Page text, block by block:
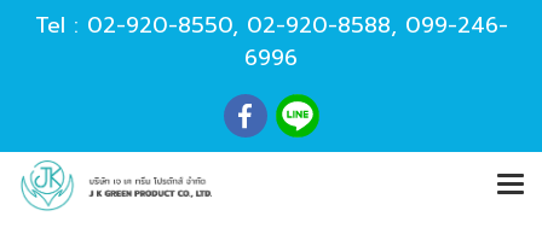
Tel : 02-920-8550, 02-920-8588, 099-246-
6996